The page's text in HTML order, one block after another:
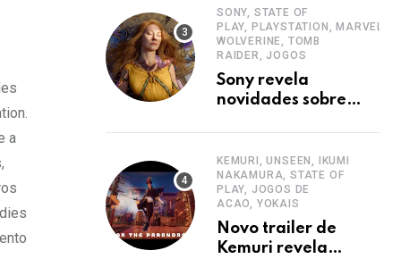
a
SONY, STATE OF
PLAY, PLAYSTATION, MARVELS
WOLVERINE, TOMB
RAIDER, JOGOS
Sony revela
novidades sobre
KEMURI, UNSEEN, IKUMI
NAKAMURA, STATE OF
PLAY, JOGOS DE
ACAO, YOKAIS
Novo trailer de
Kemuri revela